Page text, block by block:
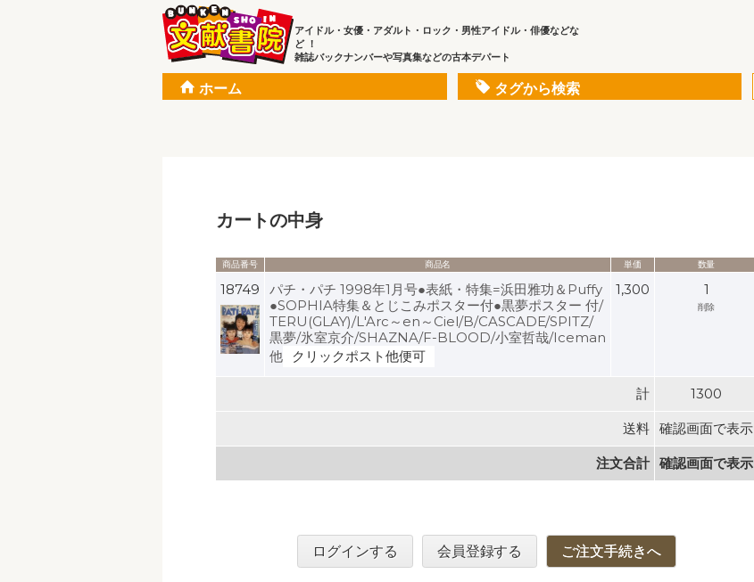
アイドル・女優・アダルト・ロック・男性アイドル・俳優などな
ど ！
雑誌バックナンバーや写真集などの古本デパート
ホーム タグから検索
カートの中身
商品番号 商品名 単価 数量
18749
パチ・パチ 1998年1月号●表紙・特集=浜田雅功＆Puffy
●SOPHIA特集＆とじこみポスター付●黒夢ポスター 付/
TERU(GLAY)/L'Arc～en～Ciel/B/CASCADE/SPITZ/
黒夢/氷室京介/SHAZNA/F-BLOOD/小室哲哉/Iceman
他
クリックポスト他便可
1,300 1
削除
計 1300
送料 確認画面で表示
注文合計 確認画面で表示
ログインする 会員登録する ご注文手続きへ